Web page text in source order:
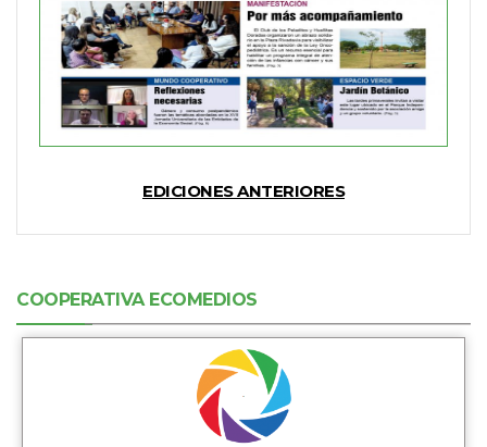
EDICIONES ANTERIORES
COOPERATIVA ECOMEDIOS